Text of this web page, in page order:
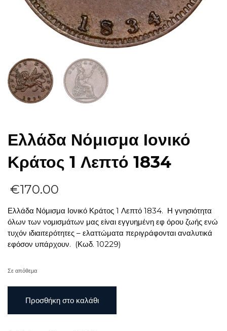
Ελλάδα Νόμισμα Ιονικό
Κράτος 1 Λεπτό 1834
€170.00
Ελλάδα Νόμισμα Ιονικό Κράτος 1 Λεπτό 1834. Η γνησιότητα
όλων των νομισμάτων μας είναι εγγυημένη εφ όρου ζωής ενώ
τυχόν ιδιαιτερότητες – ελαττώματα περιγράφονται αναλυτικά
εφόσον υπάρχουν. (Κωδ. 10229)
Σε απόθεμα
Νόμισμα
Ιονικό
Προσθήκη στο καλάθι